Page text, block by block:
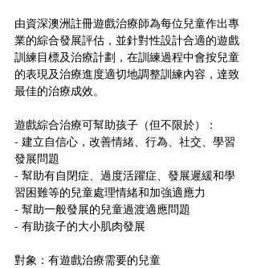
由資深澳洲註冊遊戲治療師為每位兒童作出專
業的綜合發展評估，並針對性設計合適的遊戲
訓練目標及治療計劃，在訓練過程中會按兒童
的表現及治療進度適切地調整訓練內容，達致
最佳的治療成效。
遊戲綜合治療可幫助孩子（但不限於）：
- 建立自信心，改善情緒、行為、社交、學習
發展問題
- 幫助有自閉症、過度活躍症、發展遲緩和學
習困難等的兒童處理情緒和加強適應力
- 幫助一般發展的兒童過渡適應問題
- 有助孩子的大小肌肉發展
對象：有遊戲治療需要的兒童